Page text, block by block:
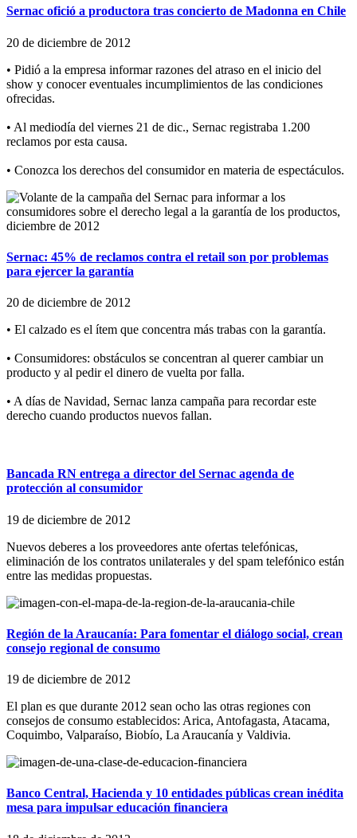
Sernac ofició a productora tras concierto de Madonna en Chile
20 de diciembre de 2012
• Pidió a la empresa informar razones del atraso en el inicio del
show y conocer eventuales incumplimientos de las condiciones
ofrecidas.
• Al mediodía del viernes 21 de dic., Sernac registraba 1.200
reclamos por esta causa.
• Conozca los derechos del consumidor en materia de espectáculos.
Sernac: 45% de reclamos contra el retail son por problemas
para ejercer la garantía
20 de diciembre de 2012
• El calzado es el ítem que concentra más trabas con la garantía.
• Consumidores: obstáculos se concentran al querer cambiar un
producto y al pedir el dinero de vuelta por falla.
• A días de Navidad, Sernac lanza campaña para recordar este
derecho cuando productos nuevos fallan.
Bancada RN entrega a director del Sernac agenda de
protección al consumidor
19 de diciembre de 2012
Nuevos deberes a los proveedores ante ofertas telefónicas,
eliminación de los contratos unilaterales y del spam telefónico están
entre las medidas propuestas.
Región de la Araucanía: Para fomentar el diálogo social, crean
consejo regional de consumo
19 de diciembre de 2012
El plan es que durante 2012 sean ocho las otras regiones con
consejos de consumo establecidos: Arica, Antofagasta, Atacama,
Coquimbo, Valparaíso, Biobío, La Araucanía y Valdivia.
Banco Central, Hacienda y 10 entidades públicas crean inédita
mesa para impulsar educación financiera